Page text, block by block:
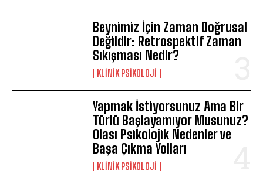
Beynimiz İçin Zaman Doğrusal
Değildir: Retrospektif Zaman
Sıkışması Nedir?
KLINIK PSIKOLOJI
Yapmak İstiyorsunuz Ama Bir
Türlü Başlayamıyor Musunuz?
Olası Psikolojik Nedenler ve
Başa Çıkma Yolları
KLINIK PSIKOLOJI